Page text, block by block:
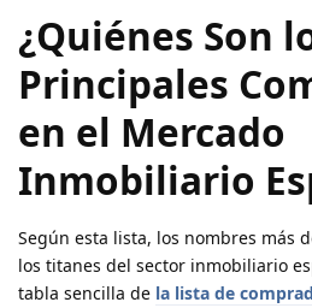
¿Quiénes Son
Principales
en el Mercado
Inmobiliario
Según esta lista, los nombres más
los titanes del sector inmobiliario
tabla sencilla de la lista de